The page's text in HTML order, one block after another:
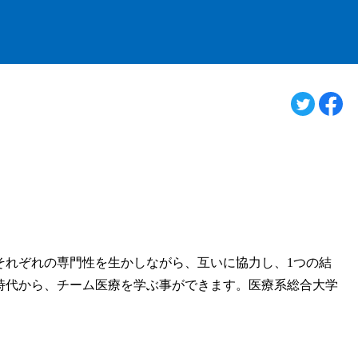
ぞれの専門性を生かしながら、互いに協力し、1つの結
から、チーム医療を学ぶ事ができます。医療系総合大学